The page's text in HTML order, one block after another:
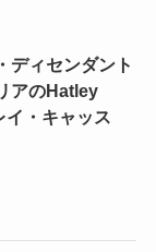
ディセンダント
アのHatley
・キャッス